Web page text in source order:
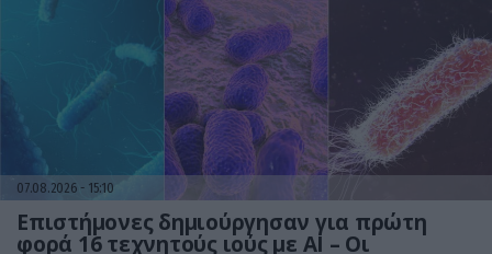
07.08.2026 15:10
Επιστήμονες δημιούργησαν για πρώτη
φορά 16 τεχνητούς ιούς με AI – Οι